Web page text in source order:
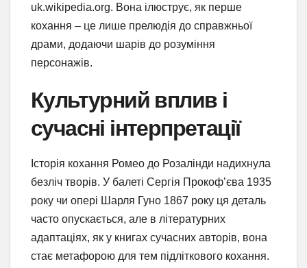
uk.wikipedia.org. Вона ілюструє, як перше
кохання – це лише прелюдія до справжньої
драми, додаючи шарів до розуміння
персонажів.
Культурний вплив і
сучасні інтерпретації
Історія кохання Ромео до Розалінди надихнула
безліч творів. У балеті Сергія Прокоф’єва 1935
року чи опері Шарля Гуно 1867 року ця деталь
часто опускається, але в літературних
адаптаціях, як у книгах сучасних авторів, вона
стає метафорою для тем підліткового кохання.